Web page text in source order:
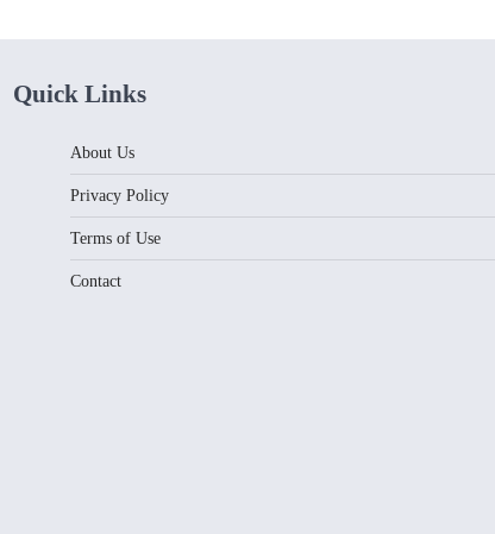
Quick Links
About Us
Privacy Policy
Terms of Use
Contact